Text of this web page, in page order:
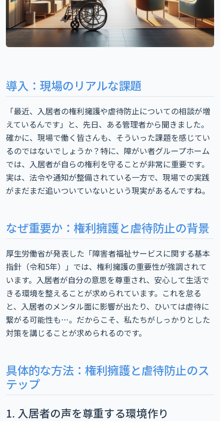
導入：現場のリアルな課題
「最近、入居者の権利擁護や虐待防止についての相談が増
えているんです」と、先日、ある管理者から聞きました。
確かに、現場で働く皆さんも、そういった課題を感じてい
るのではないでしょうか？特に、障がい者グループホーム
では、入居者が自らの権利を守ることが非常に重要です。
実は、法令や通知が整備されている一方で、現場での実践
がまだまだ追いついていないという現実があるんですね。
なぜ重要か：権利擁護と虐待防止の背景
厚生労働省が発表した「障害者福祉サービスに関する基本
指針（令和5年）」では、権利擁護の重要性が強調されて
います。入居者が自分の意思を尊重され、安心して生活で
きる環境を整えることが求められています。これを怠る
と、入居者のメンタル面に影響が出たり、ひいては虐待に
繋がる可能性も…。だからこそ、私たちがしっかりとした
対策を講じることが求められるのです。
具体的な方法：権利擁護と虐待防止のス
テップ
1. 入居者の声を尊重する環境作り